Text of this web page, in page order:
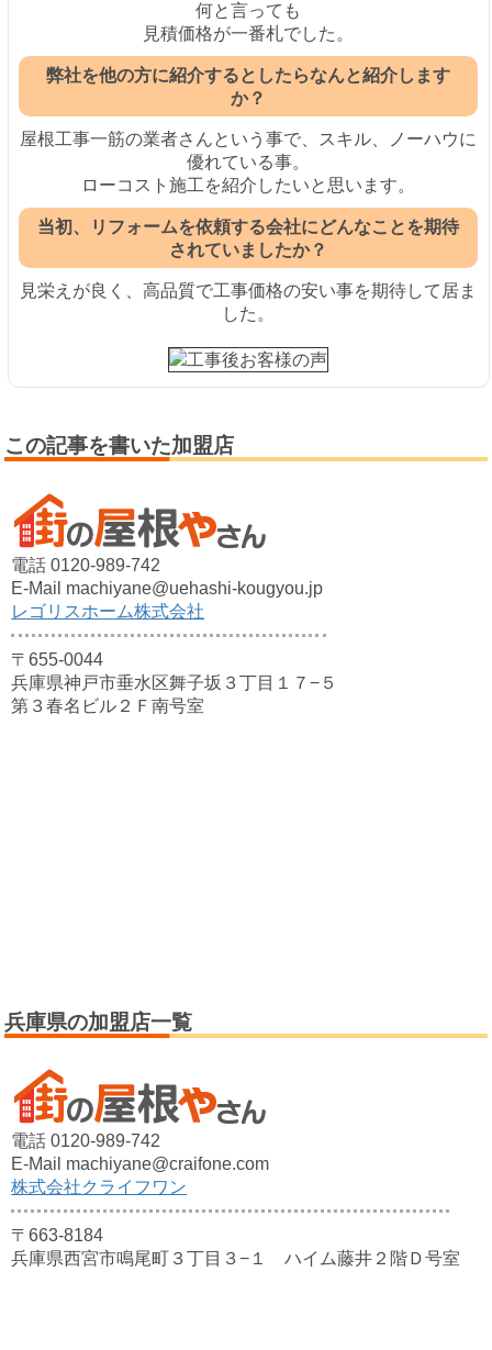
何と言っても
見積価格が一番札でした。
弊社を他の方に紹介するとしたらなんと紹介します
か？
屋根工事一筋の業者さんという事で、スキル、ノーハウに
優れている事。
ローコスト施工を紹介したいと思います。
当初、リフォームを依頼する会社にどんなことを期待
されていましたか？
見栄えが良く、高品質で工事価格の安い事を期待して居ま
した。
この記事を書いた加盟店
電話 0120-989-742
E-Mail machiyane@uehashi-kougyou.jp
レゴリスホーム株式会社
〒655-0044
兵庫県神戸市垂水区舞子坂３丁目１７−５
第３春名ビル２Ｆ南号室
兵庫県の加盟店一覧
電話 0120-989-742
E-Mail machiyane@craifone.com
株式会社クライフワン
〒663-8184
兵庫県西宮市鳴尾町３丁目３−１ ハイム藤井２階Ｄ号室